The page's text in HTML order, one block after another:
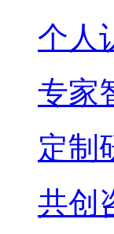
个人
专家
定制
共创